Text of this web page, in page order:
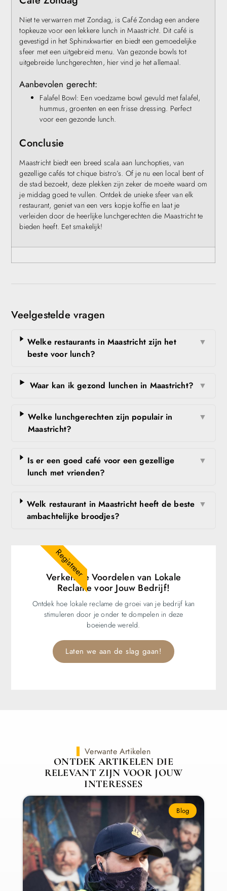
Niet te verwarren met Zondag, is Café Zondag een andere
topkeuze voor een lekkere lunch in Maastricht. Dit café is
gevestigd in het Sphinxkwartier en biedt een gemoedelijke
sfeer met een uitgebreid menu. Van gezonde bowls tot
uitgebreide lunchgerechten, hier vind je het allemaal.
Aanbevolen gerecht:
Falafel Bowl: Een voedzame bowl gevuld met falafel,
hummus, groenten en een frisse dressing. Perfect
voor een gezonde lunch.
Conclusie
Maastricht biedt een breed scala aan lunchopties, van
gezellige cafés tot chique bistro’s. Of je nu een local bent of
de stad bezoekt, deze plekken zijn zeker de moeite waard om
je middag goed te vullen. Ontdek de unieke sfeer van elk
restaurant, geniet van een vers kopje koffie en laat je
verleiden door de heerlijke lunchgerechten die Maastricht te
bieden heeft. Eet smakelijk!
Veelgestelde vragen
Welke restaurants in Maastricht zijn het
beste voor lunch?
▼
Waar kan ik gezond lunchen in Maastricht? ▼
Welke lunchgerechten zijn populair in
Maastricht?
▼
Is er een goed café voor een gezellige
lunch met vrienden?
▼
Welk restaurant in Maastricht heeft de beste
ambachtelijke broodjes?
▼
Verken de Voordelen van Lokale
Reclame voor Jouw Bedrijf!
Ontdek hoe lokale reclame de groei van je bedrijf kan
stimuleren door je onder te dompelen in deze
boeiende wereld.
Laten we aan de slag gaan!
Registreer
Verwante Artikelen
ONTDEK ARTIKELEN DIE
RELEVANT ZIJN VOOR JOUW
INTERESSES
Blog